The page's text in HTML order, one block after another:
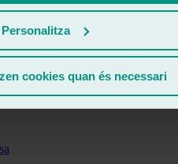
Personalitza
cookies quan és necessari